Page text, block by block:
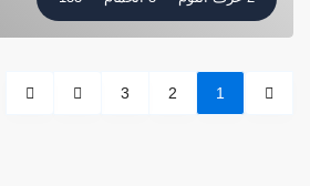
1
2
3